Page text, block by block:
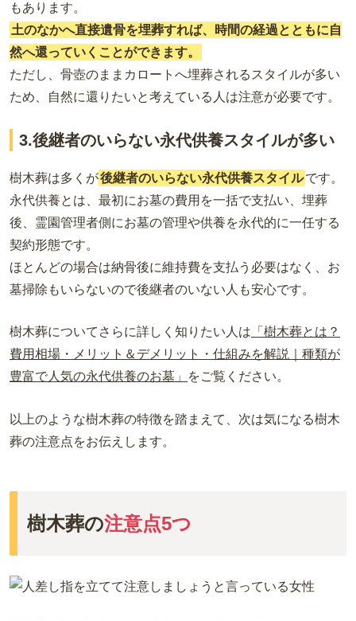
もあります。
土のなかへ直接遺骨を埋葬すれば、時間の経過とともに自
然へ還っていくことができます。
ただし、骨壺のままカロートへ埋葬されるスタイルが多い
ため、自然に還りたいと考えている人は注意が必要です。
3.後継者のいらない永代供養スタイルが多い
樹木葬は多くが後継者のいらない永代供養スタイルです。
永代供養とは、最初にお墓の費用を一括で支払い、埋葬
後、霊園管理者側にお墓の管理や供養を永代的に一任する
契約形態です。
ほとんどの場合は納骨後に維持費を支払う必要はなく、お
墓掃除もいらないので後継者のいない人も安心です。
樹木葬についてさらに詳しく知りたい人は 「樹木葬とは？
費用相場・メリット＆デメリット・仕組みを解説｜種類が
豊富で人気の永代供養のお墓」
をご覧ください。
以上のような樹木葬の特徴を踏まえて、次は気になる樹木
葬の注意点をお伝えします。
樹木葬の注意点5つ